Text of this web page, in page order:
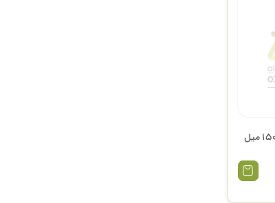
اسپری فیکساتیو 150 میل